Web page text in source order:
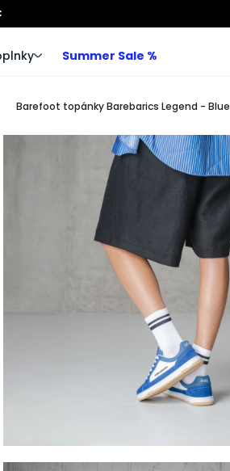
Summer Sale %
Barefoot topánky Barebarics Legend - Blue